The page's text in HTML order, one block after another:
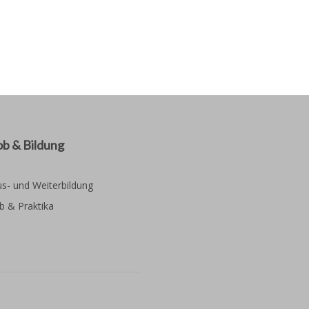
& Bildung
und Weiterbildung
& Praktika